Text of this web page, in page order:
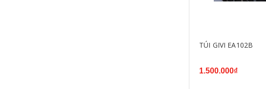
TÚI GIVI EA102B
1.500.000₫